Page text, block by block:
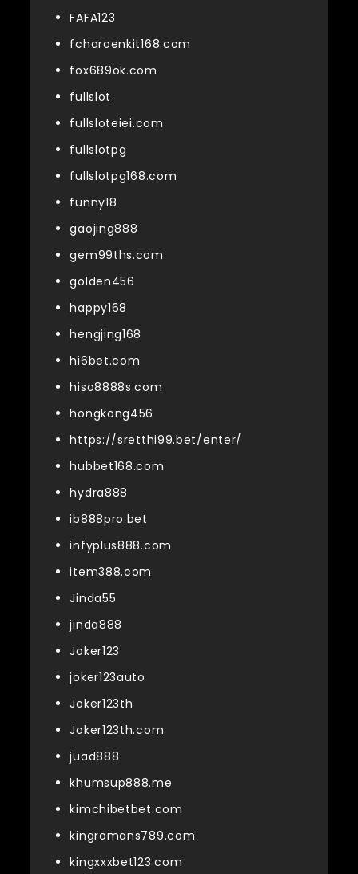
FAFA123
fcharoenkit168.com
fox689ok.com
fullslot
fullsloteiei.com
fullslotpg
fullslotpg168.com
funny18
gaojing888
gem99ths.com
golden456
happy168
hengjing168
hi6bet.com
hiso8888s.com
hongkong456
https://sretthi99.bet/enter/
hubbet168.com
hydra888
ib888pro.bet
infyplus888.com
item388.com
Jinda55
jinda888
Joker123
joker123auto
Joker123th
Joker123th.com
juad888
khumsup888.me
kimchibetbet.com
kingromans789.com
kingxxxbet123.com